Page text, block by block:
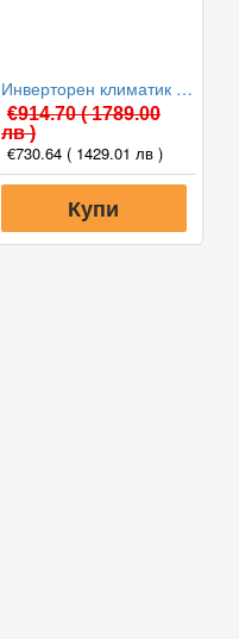
Инверторен климатик Gree GWH12AGCXB-K6DNA1A-I/GWH12AGCXB-K6DNA1A-O PULAR II WiFi, 12000 BTU, Клас A++
€914.70( 1789.00
лв )
€730.64 ( 1429.01 лв )
Купи